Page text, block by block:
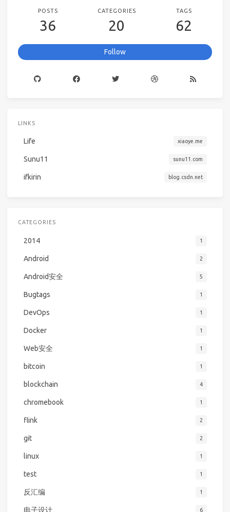
POSTS
36
CATEGORIES
20
TAGS
62
Follow
LINKS
Life xiaoye.me
Sunu11 sunu11.com
ifkirin blog.csdn.net
CATEGORIES
2014 1
Android 2
Android安全 5
Bugtags 1
DevOps 1
Docker 1
Web安全 1
bitcoin 1
blockchain 4
chromebook 1
flink 2
git 2
linux 1
test 1
反汇编 1
电子设计 6